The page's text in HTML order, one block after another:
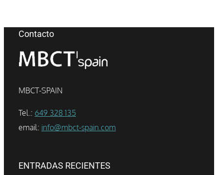
Contacto
MBCT-SPAIN
Tel.: 649 328 135
email: info@mbct-spain.com
ENTRADAS RECIENTES